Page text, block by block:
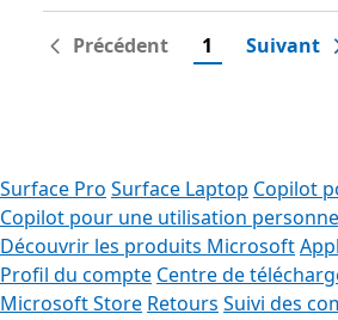
Précédent 1 Suivant
Surface Pro Surface Laptop Copilot
Copilot pour une utilisation
Découvrir les produits Microsoft
Profil du compte Centre de
Microsoft Store Retours Suivi des